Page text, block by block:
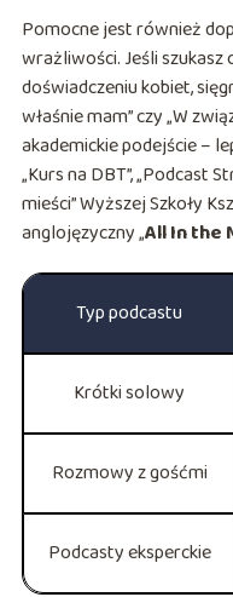
Pomocne jest również
wrażliwości. Jeśli szukasz
doświadczeniu kobiet,
właśnie mam” czy „W
akademickie podejście –
„Kurs na DBT”, „Podcast
mieści” Wyższej Szkoły
anglojęzyczny „All In the
Typ podcastu
Krótki solowy
Rozmowy z gośćmi
Podcasty eksperckie